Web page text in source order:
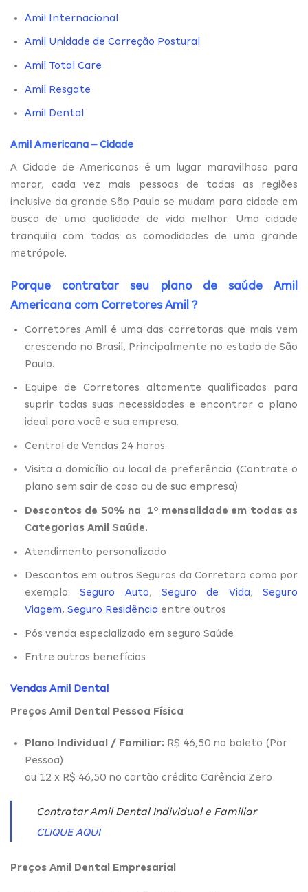
Amil Internacional
Amil Unidade de Correção Postural
Amil Total Care
Amil Resgate
Amil Dental
Amil Americana – Cidade
A Cidade de Americanas é um lugar maravilhoso para
morar, cada vez mais pessoas de todas as regiões
inclusive da grande São Paulo se mudam para cidade em
busca de uma qualidade de vida melhor. Uma cidade
tranquila com todas as comodidades de uma grande
metrópole.
Porque contratar seu plano de saúde Amil
Americana com Corretores Amil ?
Corretores Amil é uma das corretoras que mais vem
crescendo no Brasil, Principalmente no estado de São
Paulo.
Equipe de Corretores altamente qualificados para
suprir todas suas necessidades e encontrar o plano
ideal para você e sua empresa.
Central de Vendas 24 horas.
Visita a domicílio ou local de preferência (Contrate o
plano sem sair de casa ou de sua empresa)
Descontos de 50% na 1º mensalidade em todas as
Categorias Amil Saúde.
Atendimento personalizado
Descontos em outros Seguros da Corretora como por
exemplo:Seguro Auto, Seguro de Vida,Seguro
Viagem, Seguro Residência entre outros
Pós venda especializado em seguro Saúde
Entre outros benefícios
Vendas Amil Dental
Preços Amil Dental Pessoa Física
Plano Individual / Familiar: R$ 46,50 no boleto (Por
Pessoa)
ou 12 x R$ 46,50 no cartão crédito Carência Zero
Contratar Amil Dental Individual e Familiar
CLIQUE AQUI
Preços Amil Dental Empresarial